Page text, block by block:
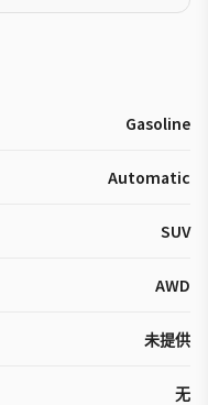
Gasoline
Automatic
SUV
AWD
未提供
无